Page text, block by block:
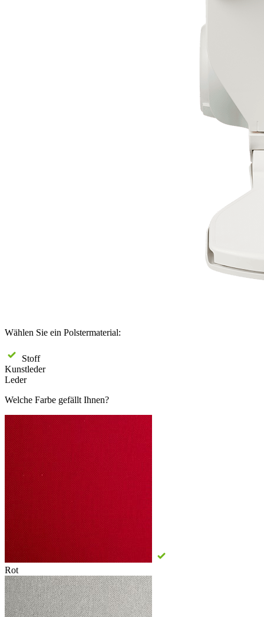
Wählen Sie ein Polstermaterial:
Stoff
Kunstleder
Leder
Welche Farbe gefällt Ihnen?
Rot